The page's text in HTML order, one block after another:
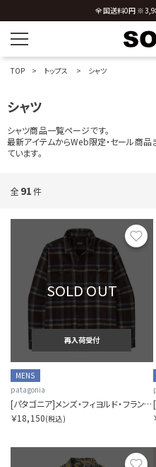
新規会員登録 ※今ならすぐに使
TOP トップス シャツ
シャツ
シャツ商品一覧ページです。
最新アイテムからWeb限定・セール商
ています。
全 91 件
SOLD OUT
再入荷受付
MENS
patagonia
[パタゴニア]メンズ・フィヨルド・フランネル・シャツ
￥18,150(税込)